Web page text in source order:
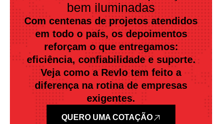
bem iluminadas
Com centenas de projetos atendidos
em todo o país, os depoimentos
reforçam o que entregamos:
eficiência, confiabilidade e suporte.
Veja como a Revlo tem feito a
diferença na rotina de empresas
exigentes.
QUERO UMA COTAÇÃO